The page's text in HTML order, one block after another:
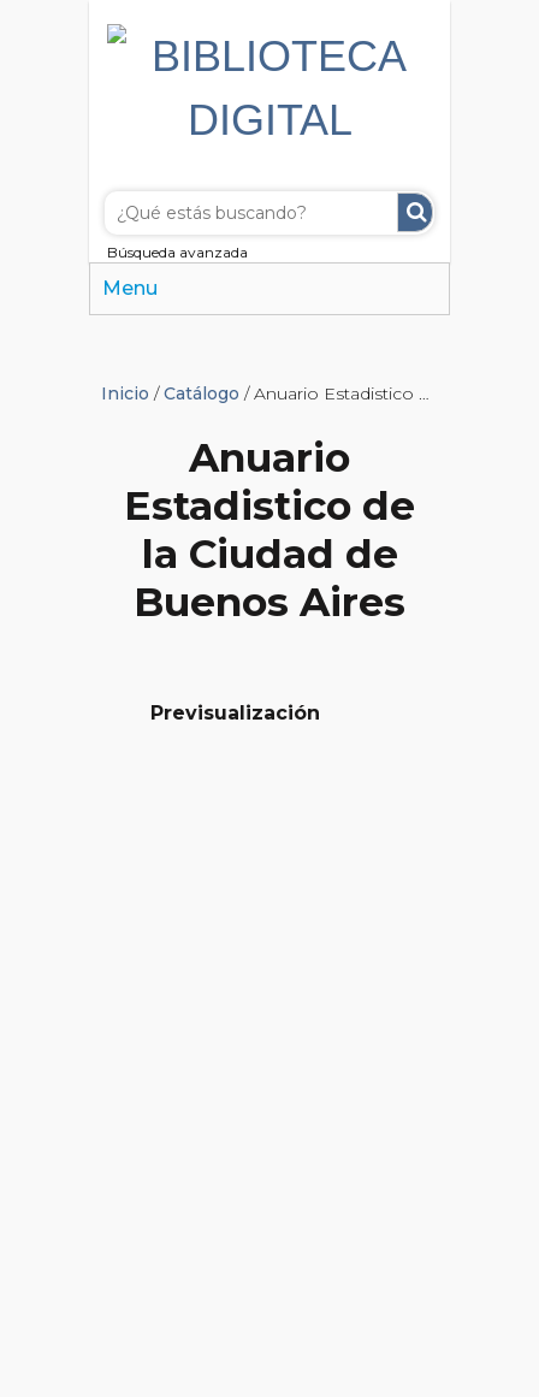
Búsqueda avanzada
Menu
Inicio /Catálogo / Anuario Estadistico de la Ciudad de Buenos Aires
Anuario
Estadistico de
la Ciudad de
Buenos Aires
Previsualización